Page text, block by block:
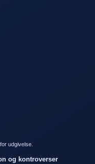
udgivelse.
og kontroverser